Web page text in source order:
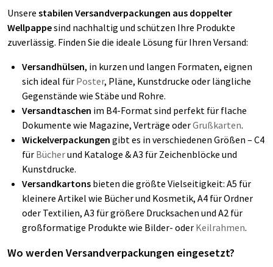
Unsere stabilen Versandverpackungen aus doppelter
Wellpappesind nachhaltig und schützen Ihre Produkte
zuverlässig. Finden Sie die ideale Lösung für Ihren Versand:
Versandhülsen, in kurzen und langen Formaten, eignen
sich ideal für Poster, Pläne, Kunstdrucke oder längliche
Gegenstände wie Stäbe und Rohre.
Versandtaschen im B4-Format sind perfekt für flache
Dokumente wie Magazine, Verträge oderGrußkarten.
Wickelverpackungen gibt es in verschiedenen Größen – C4
für Bücherund Kataloge & A3 für Zeichenblöcke und
Kunstdrucke.
Versandkartons bieten die größte Vielseitigkeit: A5 für
kleinere Artikel wie Bücher und Kosmetik, A4 für Ordner
oder Textilien, A3 für größere Drucksachen und A2 für
großformatige Produkte wie Bilder- oder Keilrahmen.
Wo werden Versandverpackungen eingesetzt?